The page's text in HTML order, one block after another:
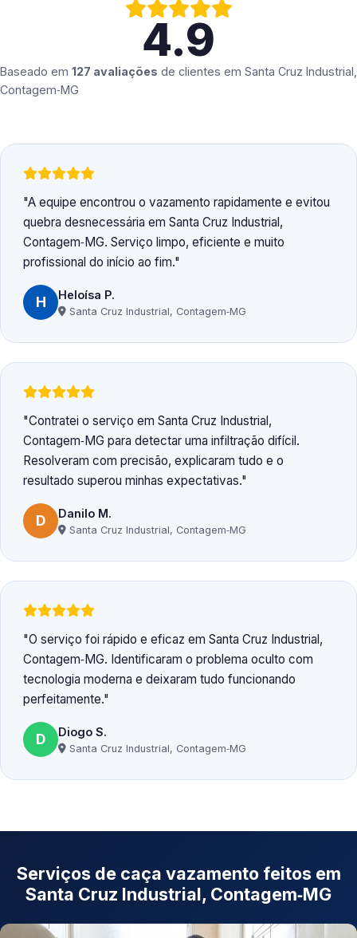
4.9
Baseado em 127 avaliações de clientes em Santa Cruz Industrial,
Contagem‑MG
A equipe encontrou o vazamento rapidamente e evitou
quebra desnecessária em Santa Cruz Industrial,
Contagem‑MG. Serviço limpo, eficiente e muito
profissional do início ao fim.
H Heloísa P.
Santa Cruz Industrial, Contagem‑MG
Contratei o serviço em Santa Cruz Industrial,
Contagem‑MG para detectar uma infiltração difícil.
Resolveram com precisão, explicaram tudo e o
resultado superou minhas expectativas.
D Danilo M.
Santa Cruz Industrial, Contagem‑MG
O serviço foi rápido e eficaz em Santa Cruz Industrial,
Contagem‑MG. Identificaram o problema oculto com
tecnologia moderna e deixaram tudo funcionando
perfeitamente.
D Diogo S.
Santa Cruz Industrial, Contagem‑MG
Serviços de caça vazamento feitos em
Santa Cruz Industrial, Contagem‑MG